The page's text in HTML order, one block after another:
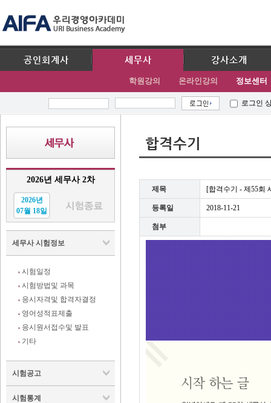
공인회계사 세무사
학원강의 온라인강의 정보센터
강사소개
로그인
2026년 세무사 2차
2026년
07월 18일
세무사 시험정보
시험일정
시험방법및 과목
응시자격및 합격자결정
영어성적표제출
응시원서접수및 발표
기타
시험공고
시험통계
합격수기
제목 [합격수기 - 제55회
등록일 2018-11-21
첨부